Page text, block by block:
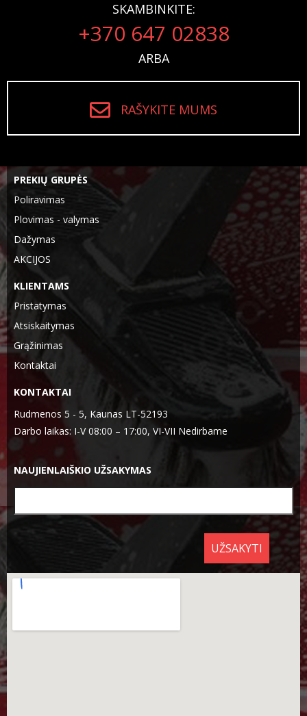
SKAMBINKITE:
+370 647 02838
ARBA
RAŠYKITE MUMS
PREKIŲ GRUPĖS
Poliravimas
Plovimas - valymas
Dažymas
AKCIJOS
KLIENTAMS
Pristatymas
Atsiskaitymas
Grąžinimas
Kontaktai
KONTAKTAI
Rudmenos 5 - 5, Kaunas LT-52193
Darbo laikas: I-V 08:00 – 17:00, VI-VII Nedirbame
NAUJIENLAIŠKIO UŽSAKYMAS
UŽSAKYTI